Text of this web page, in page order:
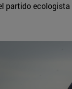
partido ecologista